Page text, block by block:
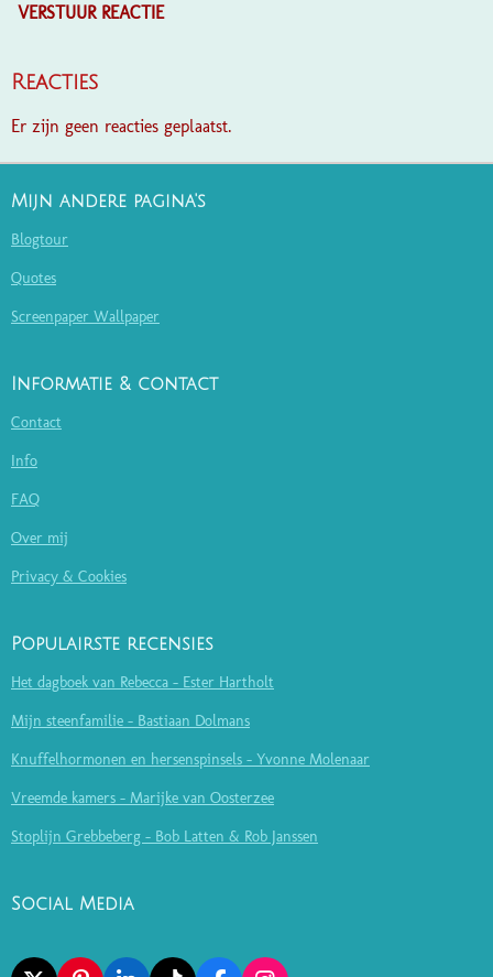
VERSTUUR REACTIE
Reacties
Er zijn geen reacties geplaatst.
Mijn andere pagina's
Blogtour
Quotes
Screenpaper Wallpaper
Informatie & contact
Contact
Info
FAQ
Over mij
Privacy & Cookies
Populairste recensies
Het dagboek van Rebecca - Ester Hartholt
Mijn steenfamilie - Bastiaan Dolmans
Knuffelhormonen en hersenspinsels - Yvonne Molenaar
Vreemde kamers - Marijke van Oosterzee
Stoplijn Grebbeberg - Bob Latten & Rob Janssen
Social Media